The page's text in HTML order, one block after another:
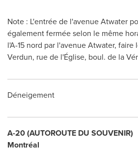
Note : L'entrée de l'avenueAtwater
également fermée selon le même
l'A-15 nord par l'avenueAtwater, faire
Verdun, rue de l'Église, boul. de la
Déneigement
A-20 (AUTOROUTE DU SOUVENIR)
Montréal